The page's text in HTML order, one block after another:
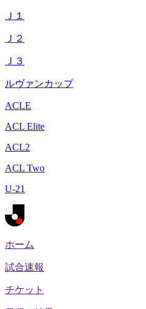
Ｊ１
Ｊ２
Ｊ３
ルヴァンカップ
ACLE
ACL Elite
ACL2
ACL Two
U-21
ホーム
試合速報
チケット